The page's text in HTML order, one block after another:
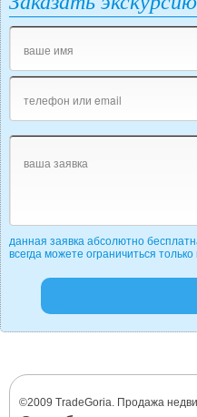
данная заявка абсолютно
всегда можете ограничиться только
©2009 TradeGoria. Продажа